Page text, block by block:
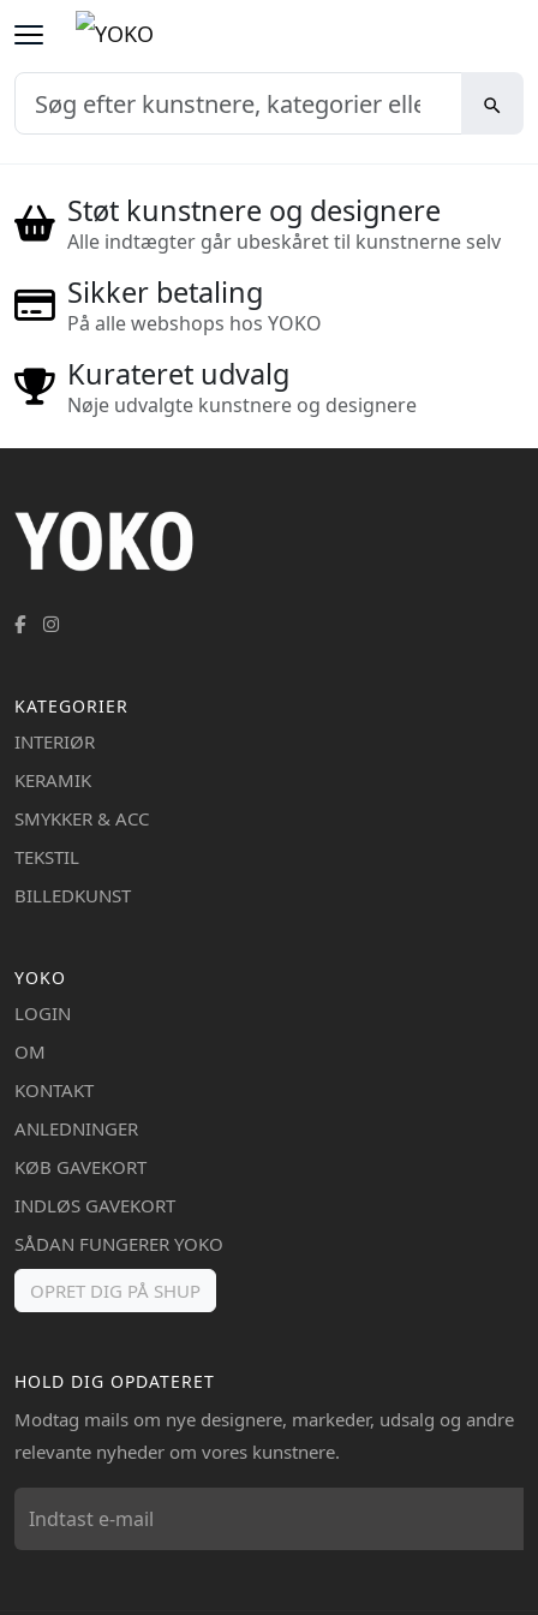
Støt kunstnere og designere
Alle indtægter går ubeskåret til kunstnerne selv
Sikker betaling
På alle webshops hos YOKO
Kurateret udvalg
Nøje udvalgte kunstnere og designere
KATEGORIER
INTERIØR
KERAMIK
SMYKKER & ACC
TEKSTIL
BILLEDKUNST
YOKO
LOGIN
OM
KONTAKT
ANLEDNINGER
KØB GAVEKORT
INDLØS GAVEKORT
SÅDAN FUNGERER YOKO
OPRET DIG PÅ SHUP
HOLD DIG OPDATERET
Modtag mails om nye designere, markeder, udsalg og andre
relevante nyheder om vores kunstnere.